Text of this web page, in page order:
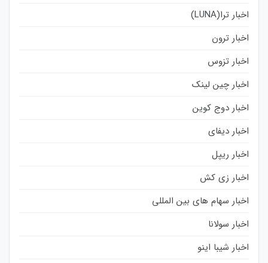
اخبار ترا(LUNA)
اخبار ترون
اخبار تزوس
اخبار چین لینک
اخبار دوج کوین
اخبار دیفای
اخبار ریپل
اخبار زی کش
اخبار سهام های بین المللی
اخبار سولانا
اخبار شیبا اینو